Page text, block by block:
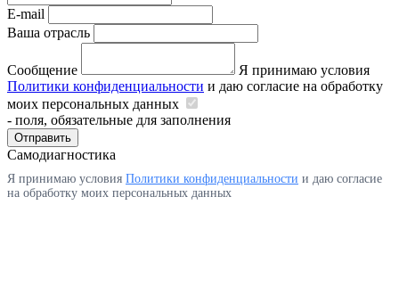
E-mail
Ваша отрасль
Сообщение
Я принимаю условия
Политики конфиденциальности и даю согласие на обработку
моих персональных данных
- поля, обязательные для заполнения
Отправить
Самодиагностика
Я принимаю условия Политики конфиденциальности и даю согласие
на обработку моих персональных данных